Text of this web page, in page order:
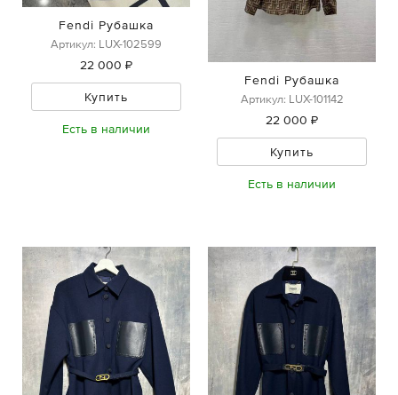
Fendi Рубашка
Артикул: LUX-102599
22 000 ₽
Купить
Есть в наличии
Fendi Рубашка
Артикул: LUX-101142
22 000 ₽
Купить
Есть в наличии